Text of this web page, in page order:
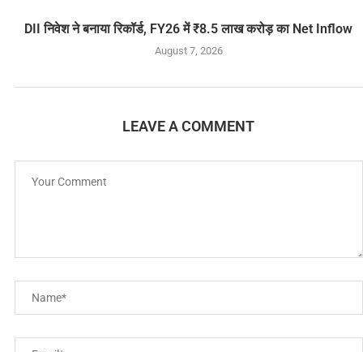
DII निवेश ने बनाया रिकॉर्ड, FY26 में ₹8.5 लाख करोड़ का Net Inflow
August 7, 2026
LEAVE A COMMENT